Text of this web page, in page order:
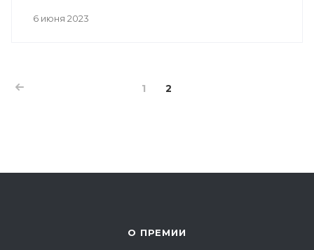
6 июня 2023
1 2
О ПРЕМИИ